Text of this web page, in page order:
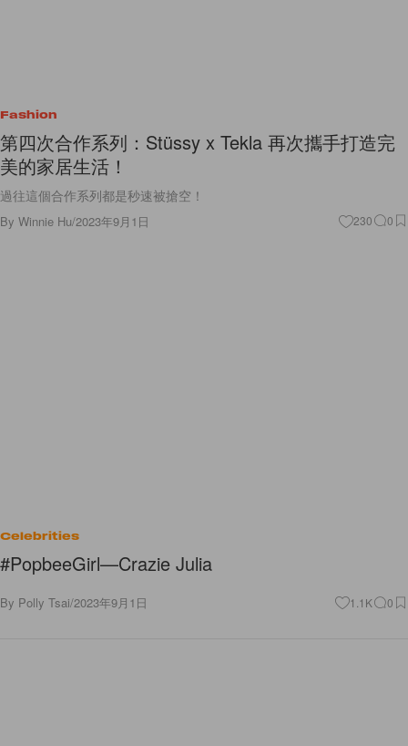
Fashion
第四次合作系列：Stüssy x Tekla 再次攜手打造完
美的家居生活！
過往這個合作系列都是秒速被搶空！
By Winnie Hu/2023年9月1日 230 0
Celebrities
#PopbeeGirl—Crazie Julia
By Polly Tsai/2023年9月1日 1.1K 0